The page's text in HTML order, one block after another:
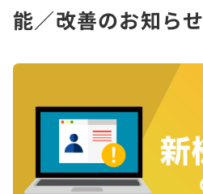
能／改善のお知らせ